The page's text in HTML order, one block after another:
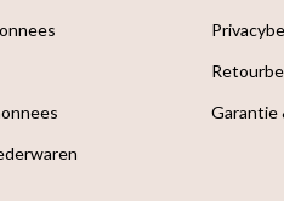
Garantie